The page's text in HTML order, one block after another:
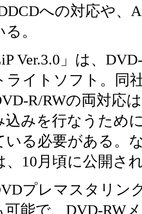
への対応や、
。
Ver.3.0」は、
ライトソフト。同
R/RWの両対応
込みを行なうため
いる必要がある。
、10月頃に公開さ
プレマスタリン
可能で、DVD-RW